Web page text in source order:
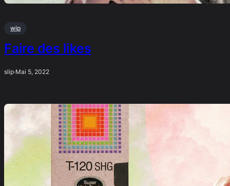
wip
Faire des likes
slip·Mai 5, 2022